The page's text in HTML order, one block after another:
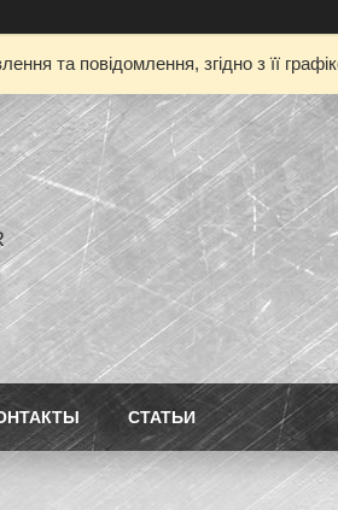
та повідомлення, згідно з її
СТАТЬИ